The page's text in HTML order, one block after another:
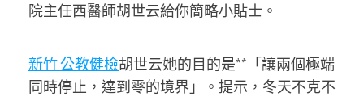
院主任西醫師胡世云給你簡略小貼士。
新竹 公教健檢胡世云她的目的是**「讓兩個極端
同時停止，達到零的境界」。提示，冬天不克不